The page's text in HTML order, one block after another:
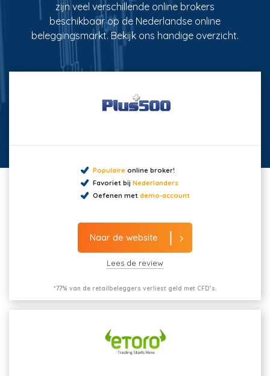
zijn veel verschillende online brokers
beschikbaar op de Nederlandse online
beleggingsmarkt. Bekijk ons handige overzicht.
Populaireonline broker!
Favoriet bij Nederlanders
Oefenen met demo-account
Naar de website
Lees de review
*77% van de retailbeleggers verliest geld met CFD’s.